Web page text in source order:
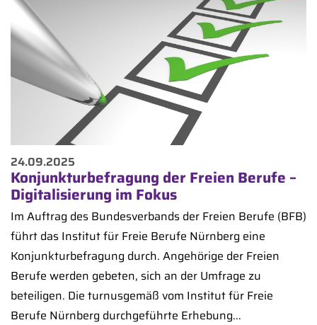
24.09.2025
Konjunkturbefragung der Freien Berufe –
Digitalisierung im Fokus
Im Auftrag des Bundesverbands der Freien Berufe (BFB)
führt das Institut für Freie Berufe Nürnberg eine
Konjunkturbefragung durch. Angehörige der Freien
Berufe werden gebeten, sich an der Umfrage zu
beteiligen. Die turnusgemäß vom Institut für Freie
Berufe Nürnberg durchgeführte Erhebung...